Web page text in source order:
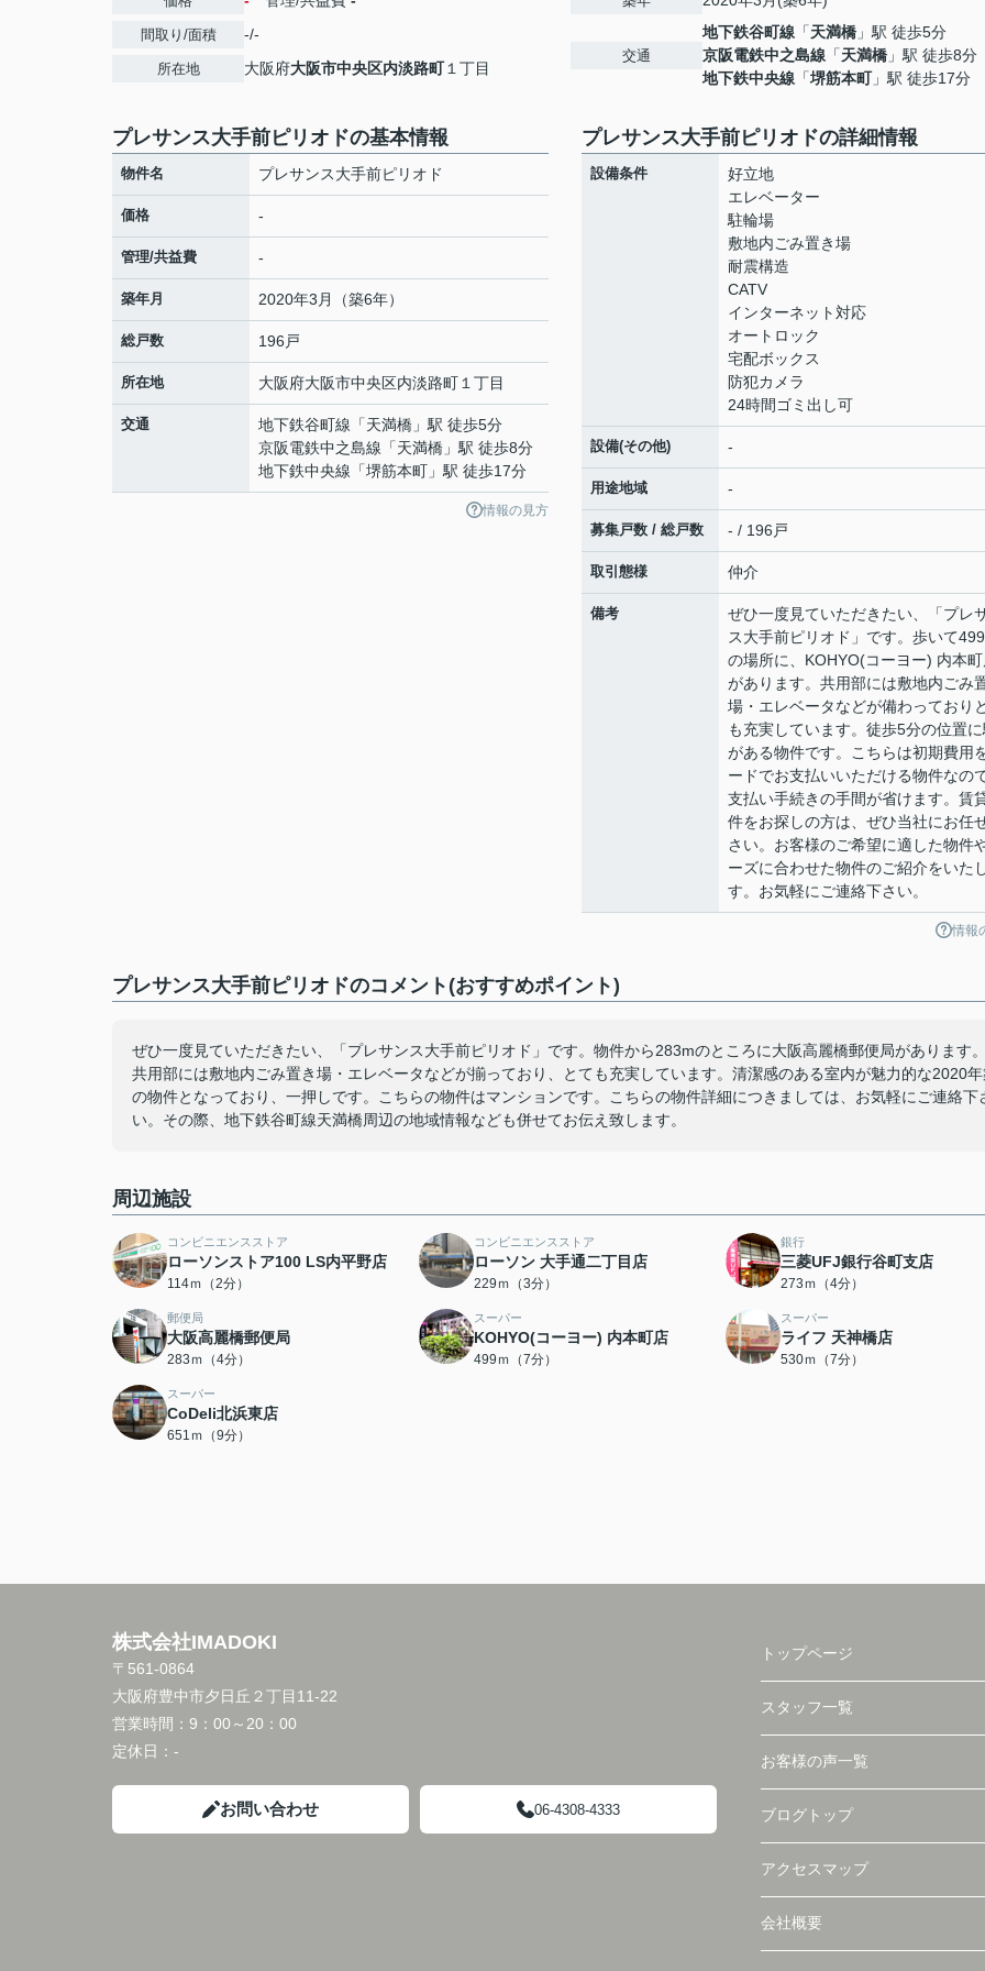
間取り/面積 -/-
所在地 大阪府大阪市中央区内淡路町１丁目
交通
地下鉄谷町線 「天満橋 」駅 徒歩5分
京阪電鉄中之島線 「天満橋 」駅 徒歩8分
地下鉄中央線 「堺筋本町」駅 徒歩17分
プレサンス大手前ピリオドの基本情報
物件名 プレサンス大手前ピリオド
価格 -
管理/共益費 -
築年月 2020年3月（築6年）
総戸数 196戸
所在地 大阪府大阪市中央区内淡路町 １丁目
交通 地下鉄谷町線 「天満橋 」駅 徒歩5分
京阪電鉄中之島線 「天満橋 」駅 徒歩8分
地下鉄中央線 「堺筋本町 」駅 徒歩17分
情報の見方
プレサンス大手前ピリオドの詳細情報
設備条件
好立地
エレベーター
駐輪場
敷地内ごみ置き場
耐震構造
CATV
インターネット対応
オートロック
宅配ボックス
防犯カメラ
24時間ゴミ出し可
設備(その他) -
用途地域 -
募集戸数 / 総戸数 - / 196戸
取引態様 仲介
備考
ぜひ一度見ていただきたい、「プレ
ス大手前ピリオド」です。歩いて
の場所に、KOHYO(コーヨー) 内本
があります。共用部には敷地内ごみ
場・エレベータなどが備わっており
も充実しています。徒歩5分の位置に
がある物件です。こちらは初期費用
ードでお支払いいただける物件なので
支払い手続きの手間が省けます。賃
件をお探しの方は、ぜひ当社にお任
さい。お客様のご希望に適した物件
ーズに合わせた物件のご紹介をいた
す。お気軽にご連絡下さい。
情報
プレサンス大手前ピリオドのコメント(おすすめポイント)
ぜひ一度見ていただきたい、「プレサンス大手前ピリオド」です。物件から283mのところに大阪高麗橋郵便局があります。
共用部には敷地内ごみ置き場・エレベータなどが揃っており、とても充実しています。清潔感のある室内が魅力的な2020
の物件となっており、一押しです。こちらの物件はマンションです。こちらの物件詳細につきましては、お気軽にご連絡下
い。その際、地下鉄谷町線天満橋周辺の地域情報なども併せてお伝え致します。
周辺施設
コンビニエンスストア
ローソンストア100 LS内平野店
114ｍ（2分）
コンビニエンスストア
ローソン 大手通二丁目店
229ｍ（3分）
銀行
三菱UFJ銀行谷町支店
273ｍ（4分）
郵便局
大阪高麗橋郵便局
283ｍ（4分）
スーパー
KOHYO(コーヨー) 内本町店
499ｍ（7分）
スーパー
ライフ 天神橋店
530ｍ（7分）
スーパー
CoDeli北浜東店
651ｍ（9分）
株式会社IMADOKI
〒561-0864
大阪府豊中市夕日丘２丁目11-22
営業時間： 9：00～20：00
定休日： -
お問い合わせ 06-4308-4333
トップページ
スタッフ一覧
お客様の声一覧
ブログトップ
アクセスマップ
会社概要